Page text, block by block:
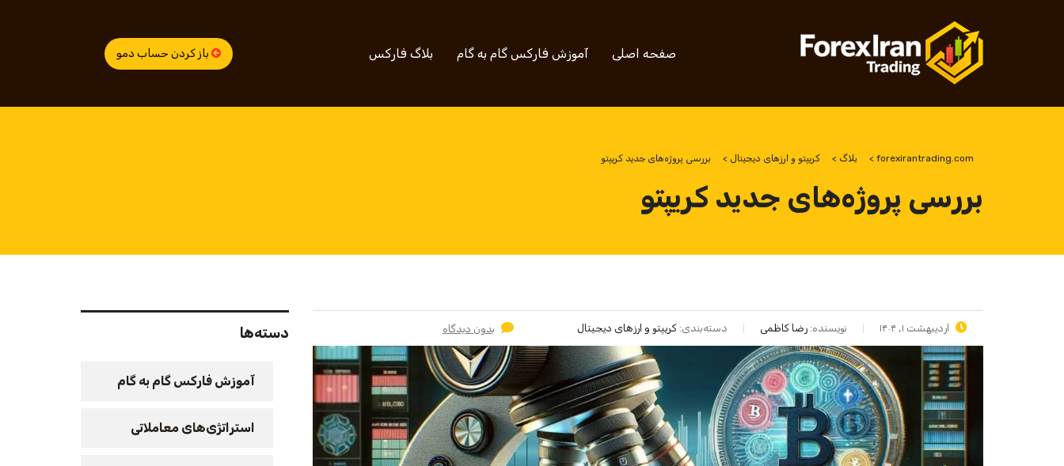
بلاگ فارکس آموزش فارکس گام به گام صفحه اصلی باز کردن حساب دمو
forexirantrading.com
> بلاگ > کریپتو و ارزهای دیجیتال > بررسی پروژه‌های جدید کریپتو
بررسی پروژه‌های جدید کریپتو
اردیبهشت ۱, ۱۴۰۴ نویسنده: رضا کاظمی دسته‌بندی: کریپتو و ارزهای دیجیتال بدون دیدگاه دسته‌ها
آموزش فارکس گام به گام
استراتژی‌های معاملاتی